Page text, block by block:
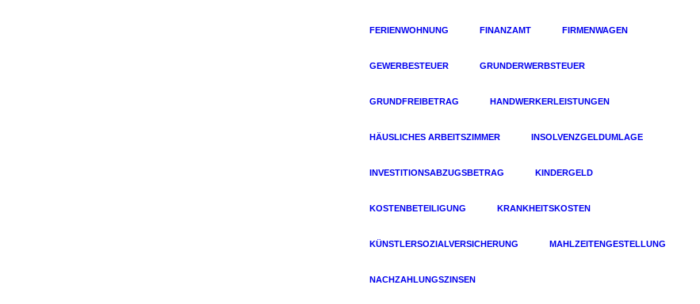
FERIENWOHNUNG FINANZAMT FIRMENWAGEN
GEWERBESTEUER GRUNDERWERBSTEUER
GRUNDFREIBETRAG HANDWERKERLEISTUNGEN
HÄUSLICHES ARBEITSZIMMER INSOLVENZGELDUMLAGE
INVESTITIONSABZUGSBETRAG KINDERGELD
KOSTENBETEILIGUNG KRANKHEITSKOSTEN
KÜNSTLERSOZIALVERSICHERUNG MAHLZEITENGESTELLUNG
NACHZAHLUNGSZINSEN